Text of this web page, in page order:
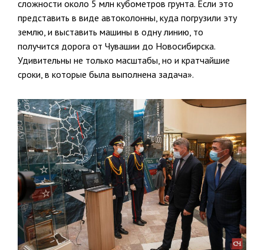
сложности около 5 млн кубометров грунта. Если это
представить в виде автоколонны, куда погрузили эту
землю, и выставить машины в одну линию, то
получится дорога от Чувашии до Новосибирска.
Удивительны не только масштабы, но и кратчайшие
сроки, в которые была выполнена задача».